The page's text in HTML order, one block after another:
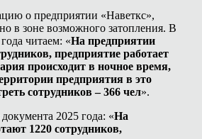
о предприятии «Наветкс»,
в зоне возможного затопления. В
читаем: «На предприятии
предприятие работает
происходит в ночное время,
предприятия в это
сотрудников – 366 чел».
2025 года: «На
1220 сотрудников,